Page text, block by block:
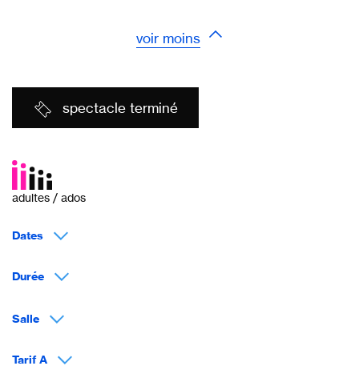
voir moins
spectacle terminé
adultes / ados
Dates
Durée
Salle
Tarif A